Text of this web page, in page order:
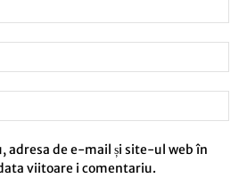
adresa de e-mail și site-ul web în
viitoare i comentariu.